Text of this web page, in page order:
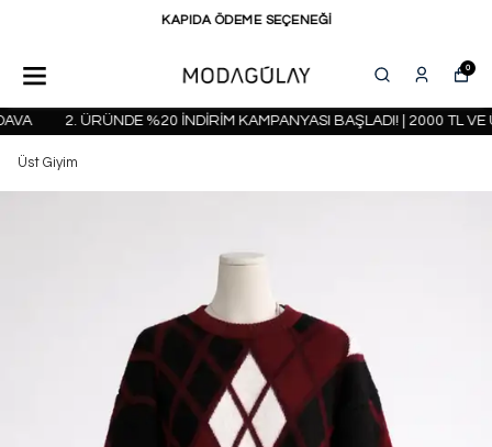
KAPIDA ÖDEME SEÇENEĞİ
0
2. ÜRÜNDE %20 İNDİRİM KAMPANYASI BAŞLADI! | 2000 TL VE
Üst Giyim